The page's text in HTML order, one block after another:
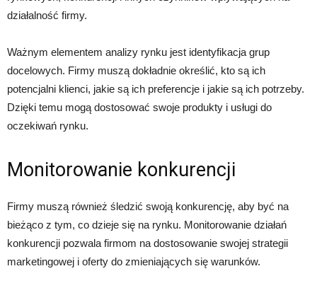
działalność firmy.
Ważnym elementem analizy rynku jest identyfikacja grup
docelowych. Firmy muszą dokładnie określić, kto są ich
potencjalni klienci, jakie są ich preferencje i jakie są ich potrzeby.
Dzięki temu mogą dostosować swoje produkty i usługi do
oczekiwań rynku.
Monitorowanie konkurencji
Firmy muszą również śledzić swoją konkurencję, aby być na
bieżąco z tym, co dzieje się na rynku. Monitorowanie działań
konkurencji pozwala firmom na dostosowanie swojej strategii
marketingowej i oferty do zmieniających się warunków.